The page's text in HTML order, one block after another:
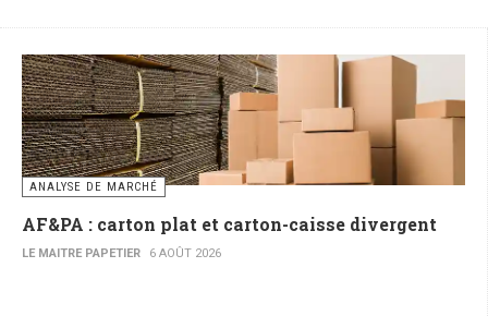
ANALYSE DE MARCHÉ
AF&PA : carton plat et carton-caisse divergent
LE MAITRE PAPETIER 6 AOÛT 2026